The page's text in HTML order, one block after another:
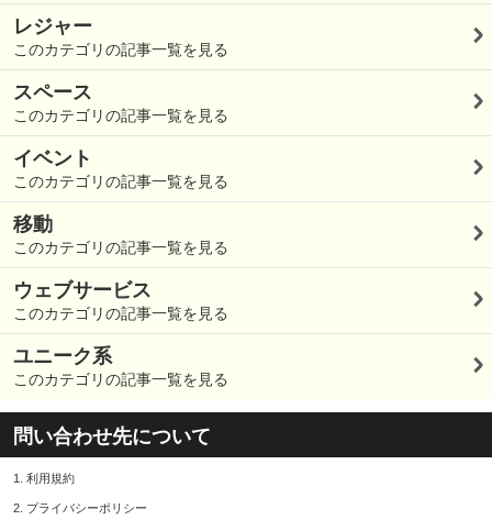
レジャー
このカテゴリの記事一覧を見る
スペース
このカテゴリの記事一覧を見る
イベント
このカテゴリの記事一覧を見る
移動
このカテゴリの記事一覧を見る
ウェブサービス
このカテゴリの記事一覧を見る
ユニーク系
このカテゴリの記事一覧を見る
問い合わせ先について
1. 利用規約
2. プライバシーポリシー